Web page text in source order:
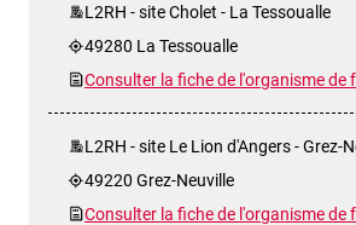
L2RH - site Cholet - La Tessoualle
49280 La Tessoualle
Consulter la fiche de l'organisme de
L2RH - site Le Lion d'Angers - Grez-
49220 Grez-Neuville
Consulter la fiche de l'organisme de